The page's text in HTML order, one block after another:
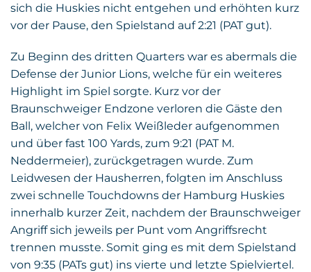
sich die Huskies nicht entgehen und erhöhten kurz
vor der Pause, den Spielstand auf 2:21 (PAT gut).
Zu Beginn des dritten Quarters war es abermals die
Defense der Junior Lions, welche für ein weiteres
Highlight im Spiel sorgte. Kurz vor der
Braunschweiger Endzone verloren die Gäste den
Ball, welcher von Felix Weißleder aufgenommen
und über fast 100 Yards, zum 9:21 (PAT M.
Neddermeier), zurückgetragen wurde. Zum
Leidwesen der Hausherren, folgten im Anschluss
zwei schnelle Touchdowns der Hamburg Huskies
innerhalb kurzer Zeit, nachdem der Braunschweiger
Angriff sich jeweils per Punt vom Angriffsrecht
trennen musste. Somit ging es mit dem Spielstand
von 9:35 (PATs gut) ins vierte und letzte Spielviertel.